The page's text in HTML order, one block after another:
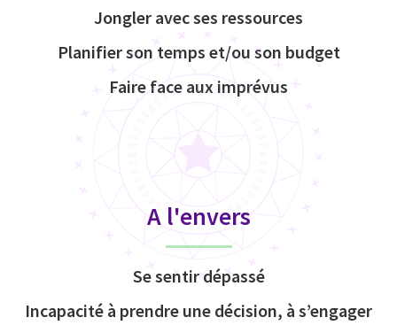
Jongler avec ses ressources
Planifier son temps et/ou son budget
Faire face aux imprévus
A l'envers
Se sentir dépassé
Incapacité à prendre une décision, à s’engager